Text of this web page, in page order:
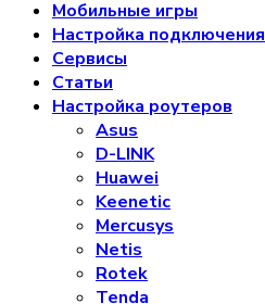
Мобильные игры
Настройка подключения
Сервисы
Статьи
Настройка роутеров
Asus
D-LINK
Huawei
Keenetic
Mercusys
Netis
Rotek
Tenda